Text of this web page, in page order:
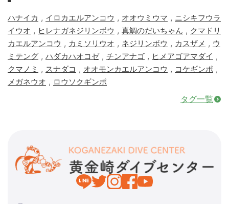
ハナイカ , イロカエルアンコウ , オオウミウマ , ニシキフウラ
イウオ , ヒレナガネジリンボウ , 真鯛のだいちゃん , クマドリ
カエルアンコウ , カミソリウオ , ネジリンボウ , カスザメ , ウ
ミテング , ハダカハオコゼ, チンアナゴ , ヒメアゴアマダイ ,
クマノミ , スナダコ , オオモンカエルアンコウ , コケギンポ ,
メガネウオ , ロウソクギンポ
タグ一覧